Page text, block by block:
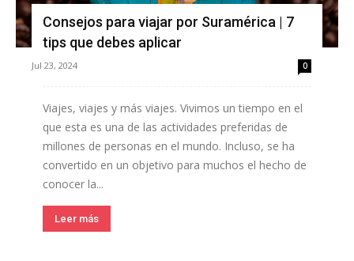
Consejos para viajar por Suramérica | 7
tips que debes aplicar
Jul 23, 2024 0
Viajes, viajes y más viajes. Vivimos un tiempo en el
que esta es una de las actividades preferidas de
millones de personas en el mundo. Incluso, se ha
convertido en un objetivo para muchos el hecho de
conocer la...
Leer más